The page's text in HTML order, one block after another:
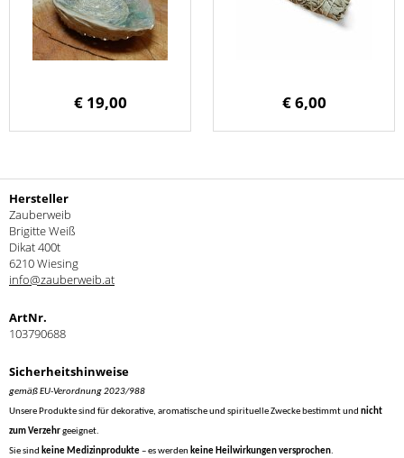
€ 19,00 € 6,00
Hersteller
Zauberweib
Brigitte Weiß
Dikat 400t
6210 Wiesing
info@zauberweib.at
ArtNr.
103790688
Sicherheitshinweise
gemäß EU-Verordnung 2023/988
Unsere Produkte sind für dekorative, aromatische und spirituelle Zwecke bestimmt und nicht
zum Verzehrgeeignet.
Sie sind keine Medizinprodukte– es werden keine Heilwirkungen versprochen.